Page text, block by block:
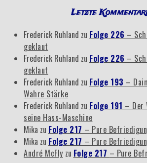
Letzte
Frederick Ruhland zu Folge 226 –
geklaut
Frederick Ruhland zu Folge 226 –
geklaut
Frederick Ruhland zu Folge 193 –
Wahre Stärke
Frederick Ruhland zu Folge 191 – Der
seine Hass-Maschine
Mika zu Folge 217 – Pure
Mika zu Folge 217 – Pure
André McFly zu Folge 217 – Pure